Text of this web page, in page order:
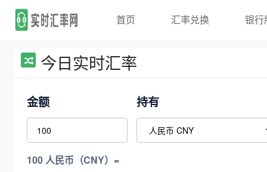
首页 汇率兑换 银行
今日实时汇率
金额 持有
100 人民币（CNY）=